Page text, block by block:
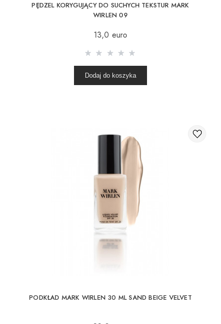
PĘDZEL KORYGUJĄCY DO SUCHYCH TEKSTUR MARK
WIRLEN 09
13,0 euro
Dodaj do koszyka
PODKŁAD MARK WIRLEN 30 ML SAND BEIGE VELVET